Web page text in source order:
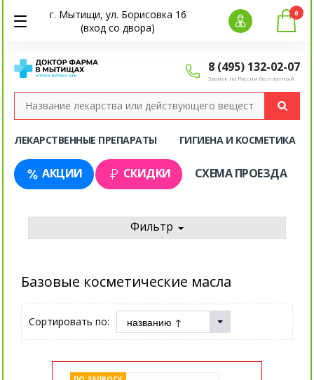
г. Мытищи, ул. Борисовка 16
(вход со двора)
8 (495) 132-02-07
Звонок по России бесплатный
0
ЛЕКАРСТВЕННЫЕ ПРЕПАРАТЫ ГИГИЕНА И КОСМЕТИКА
АКЦИИ СКИДКИ СХЕМА ПРОЕЗДА
Фильтр
Базовые косметические масла
Сортировать по: